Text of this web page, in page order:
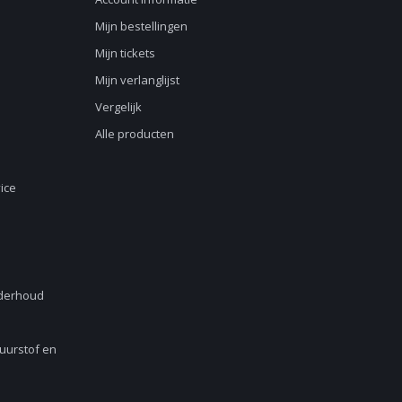
en
Mijn bestellingen
Mijn tickets
Mijn verlanglijst
Vergelijk
Alle producten